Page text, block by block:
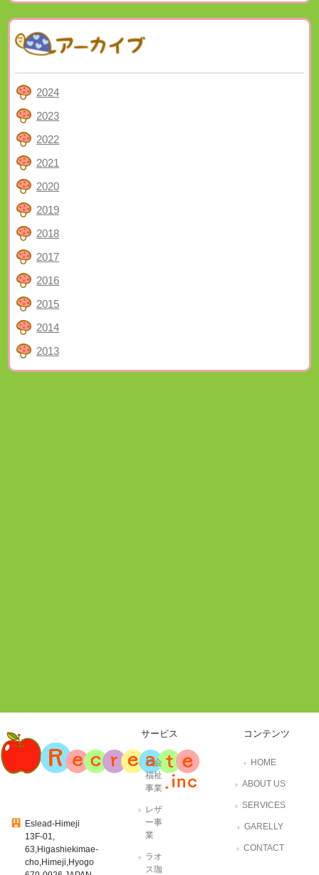
2024
2023
2022
2021
2020
2019
2018
2017
2016
2015
2014
2013
Eslead-Himeji
13F-01,
63,Higashiekimae-
cho,Himeji,Hyogo
サービス
社会
福祉
事業
レザ
ー事
業
ラオ
ス珈
コンテンツ
HOME
ABOUT US
SERVICES
GARELLY
CONTACT